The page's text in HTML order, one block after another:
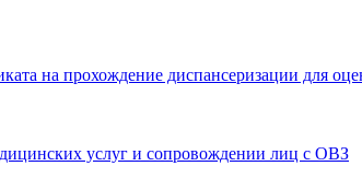
на прохождение диспансеризации для
услуг и сопровождении лиц с ОВЗ